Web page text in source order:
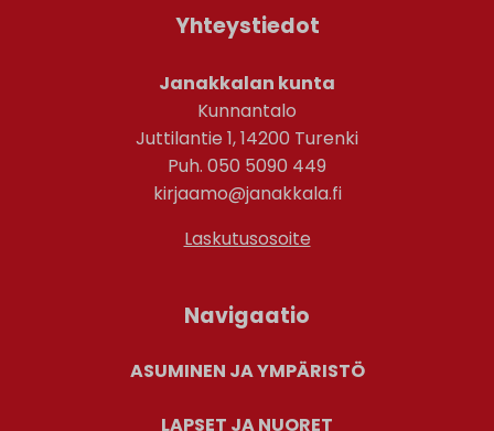
Yhteystiedot
Janakkalan kunta
Kunnantalo
Juttilantie 1, 14200 Turenki
Puh. 050 5090 449
kirjaamo@janakkala.fi
Laskutusosoite
Navigaatio
ASUMINEN JA YMPÄRISTÖ
LAPSET JA NUORET